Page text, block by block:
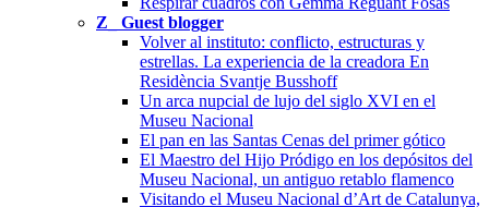
Z_ Guest blogger
Volver al instituto: conflicto, estructuras y
estrellas. La experiencia de la creadora En
Residència Svantje Busshoff
Un arca nupcial de lujo del siglo XVI en el
Museu Nacional
El pan en las Santas Cenas del primer gótico
El Maestro del Hijo Pródigo en los depósitos del
Museu Nacional, un antiguo retablo flamenco
Visitando el Museu Nacional d’Art de Catalunya,